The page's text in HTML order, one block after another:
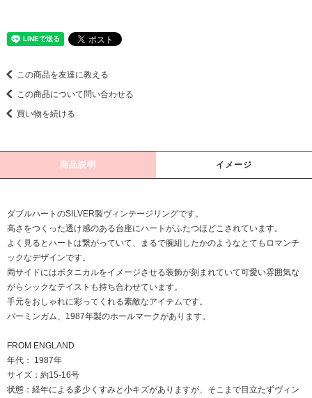
この商品を友達に教える
この商品について問い合わせる
買い物を続ける
商品説明 イメージ
ダブルハートのSILVER製ヴィンテージリングです。
高さをつくった透け感のある台座にハートがふたつほどこされています。
よく見るとハートは繋がっていて、まるで腕組したかのようなとてもロマンチ
ックなデザインです。
両サイドにはボタニカルをイメージさせる装飾が刻まれていて可愛い雰囲気な
がらシックなテイストも持ち合わせています。
手元をおしゃれに彩ってくれる素敵なアイテムです。
バーミンガム、1987年製のホールマークがあります。
FROM ENGLAND
年代： 1987年
サイズ：約15-16号
状態：経年による多少くすみと小キズがありますが、そこまで目立たずヴィン